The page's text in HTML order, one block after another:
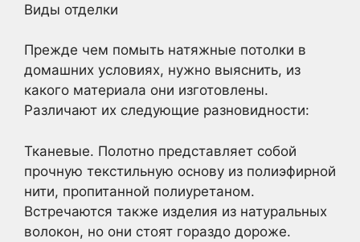
Виды отделки
Прежде чем помыть натяжные потолки в
домашних условиях, нужно выяснить, из
какого материала они изготовлены.
Различают их следующие разновидности:
Тканевые. Полотно представляет собой
прочную текстильную основу из полиэфирной
нити, пропитанной полиуретаном.
Встречаются также изделия из натуральных
волокон, но они стоят гораздо дороже.